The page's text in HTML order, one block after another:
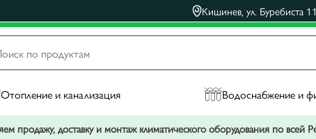
Кишинев, ул. Буребиста
Отопление и канализация Водоснабжение и
продажу, доставку и монтаж климатического оборудования по всей